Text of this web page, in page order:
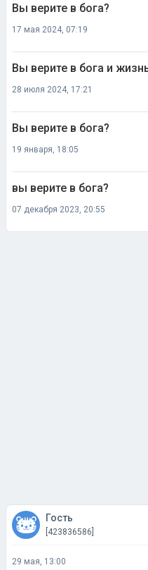
Вы верите в бога?
17 мая 2024, 07:19
Вы верите в бога и
28 июля 2024, 17:21
Вы верите в бога?
19 января, 18:05
вы верите в бога?
07 декабря 2023, 20:55
Гость
[423836586]
29 мая, 13:00